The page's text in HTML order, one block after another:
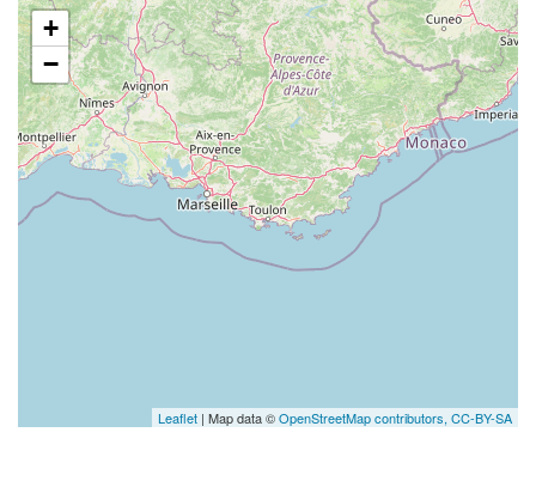
+
−
Leaflet | Map data ©OpenStreetMap contributors, CC-BY-SA